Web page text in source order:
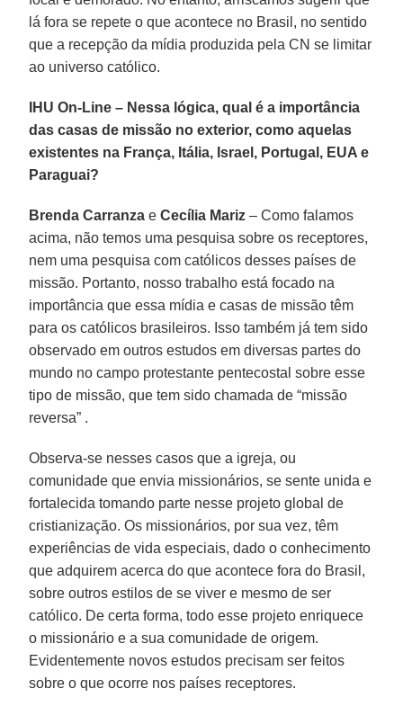
lá fora se repete o que acontece no Brasil, no sentido
que a recepção da mídia produzida pela CN se limitar
ao universo católico.
IHU On-Line – Nessa lógica, qual é a importância
das casas de missão no exterior, como aquelas
existentes na França, Itália, Israel, Portugal, EUA e
Paraguai?
Brenda Carranza eCecília Mariz – Como falamos
acima, não temos uma pesquisa sobre os receptores,
nem uma pesquisa com católicos desses países de
missão. Portanto, nosso trabalho está focado na
importância que essa mídia e casas de missão têm
para os católicos brasileiros. Isso também já tem sido
observado em outros estudos em diversas partes do
mundo no campo protestante pentecostal sobre esse
tipo de missão, que tem sido chamada de “missão
reversa” .
Observa-se nesses casos que a igreja, ou
comunidade que envia missionários, se sente unida e
fortalecida tomando parte nesse projeto global de
cristianização. Os missionários, por sua vez, têm
experiências de vida especiais, dado o conhecimento
que adquirem acerca do que acontece fora do Brasil,
sobre outros estilos de se viver e mesmo de ser
católico. De certa forma, todo esse projeto enriquece
o missionário e a sua comunidade de origem.
Evidentemente novos estudos precisam ser feitos
sobre o que ocorre nos países receptores.